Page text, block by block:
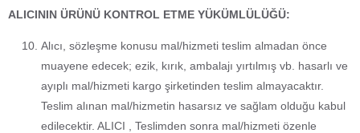
ALICININ ÜRÜNÜ KONTROL ETME YÜKÜMLÜLÜĞÜ:
Alıcı, sözleşme konusu mal/hizmeti teslim almadan önce
muayene edecek; ezik, kırık, ambalajı yırtılmış vb. hasarlı ve
ayıplı mal/hizmeti kargo şirketinden teslim almayacaktır.
Teslim alınan mal/hizmetin hasarsız ve sağlam olduğu kabul
edilecektir. ALICI , Teslimden sonra mal/hizmeti özenle